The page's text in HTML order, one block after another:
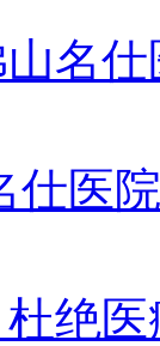
山名
仕医
绝